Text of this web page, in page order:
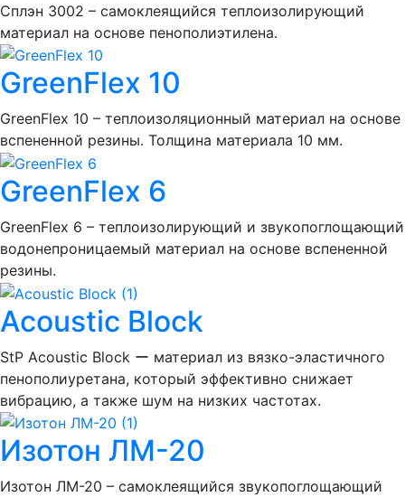
Сплэн 3002 – самоклеящийся теплоизолирующий
материал на основе пенополиэтилена.
GreenFlex 10
GreenFlex 10 – теплоизоляционный материал на основе
вспененной резины. Толщина материала 10 мм.
GreenFlex 6
GreenFlex 6 – теплоизолирующий и звукопоглощающий
водонепроницаемый материал на основе вспененной
резины.
Acoustic Block
StP Acoustic Block ー материал из вязко-эластичного
пенополиуретана, который эффективно снижает
вибрацию, а также шум на низких частотах.
Изотон ЛМ-20
Изотон ЛМ-20 – самоклеящийся звукопоглощающий